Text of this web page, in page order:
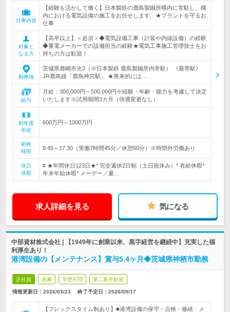
仕事内容
【経験を活かして働く】日本製鉄の鹿島製鐵所構内に常駐し、構
内における電気設備の施工をお任せします。★プラントを守るお
仕事
対象と
なる方
【高卒以上】＜必須＞◆電気設備工事（計装や内線設備）の経験
◆重電メーカーでの設備担当の経験★電気工事施工管理技士をお
持ちの方は歓迎！
勤務地
茨城県鹿嶋市光3（※日本製鉄 鹿島製鐵所内常駐） 《最寄駅》
JR鹿島線「鹿島神宮駅」 ★将来的には…
給与
月給：300,000円～500,000円※経験・年齢・能力を考慮して決定
いたします※試用期間3カ月（待遇変更なし）
初年度
年収
600万円～1000万円
勤務
時間
8:45～17:30（実働7時間45分／休憩60分）※時間外労働あり
休日
休暇
# ★年間休日123日★* 完全週休2日制（土日祝休み）* 有給休暇*
年末年始休暇* メーデー／夏…
求人詳細を見る 気になる
中部資材株式会社 | 【1949年に創業以来、黒字経営を継続中】充実した福
利厚生あり！
港湾設備の【メンテナンス】賞与5.4ヶ月◆茨城県神栖市勤務
正社員 急募 学歴不問 第二新卒歓迎
情報更新日：2026/03/23 終了予定日： 2026/09/17
【フレックスタイム制あり】■港湾設備の保守・点検・修繕・メ